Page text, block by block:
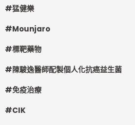
#猛健樂
#Mounjaro
#標靶藥物
#陳駿逸醫師配製個人化抗癌益生菌
#免疫治療
#CIK